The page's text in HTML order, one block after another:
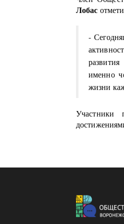
Лобас
-
именно
жизни
Участники